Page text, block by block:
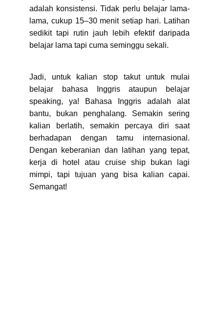
adalah konsistensi. Tidak perlu belajar lama-
lama, cukup 15–30 menit setiap hari. Latihan
sedikit tapi rutin jauh lebih efektif daripada
belajar lama tapi cuma seminggu sekali.
Jadi, untuk kalian stop takut untuk mulai
belajar bahasa Inggris ataupun belajar
speaking, ya! Bahasa Inggris adalah alat
bantu, bukan penghalang. Semakin sering
kalian berlatih, semakin percaya diri saat
berhadapan dengan tamu internasional.
Dengan keberanian dan latihan yang tepat,
kerja di hotel atau cruise ship bukan lagi
mimpi, tapi tujuan yang bisa kalian capai.
Semangat!